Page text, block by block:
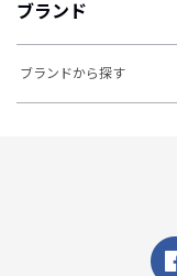
ブランド
ブランドから探す